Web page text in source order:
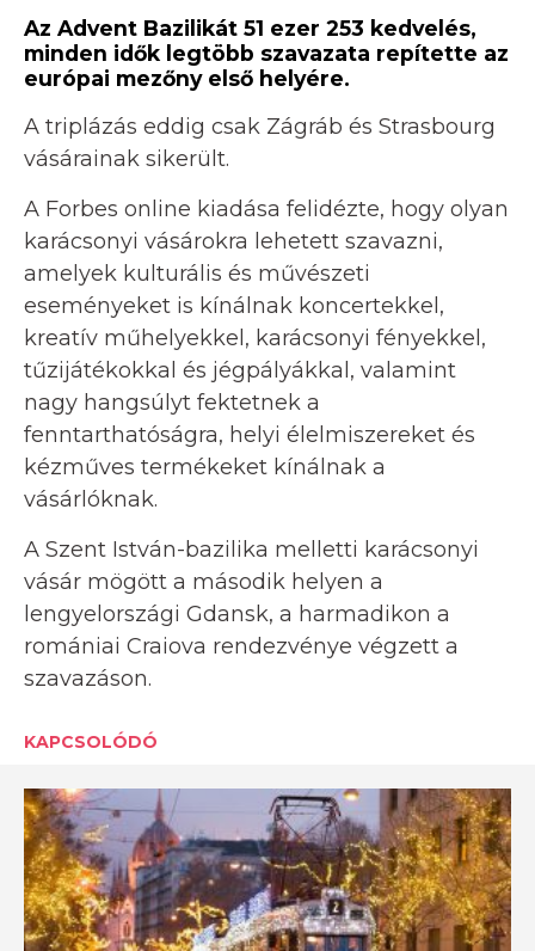
Az Advent Bazilikát 51 ezer 253 kedvelés,
minden idők legtöbb szavazata repítette az
európai mezőny első helyére.
A triplázás eddig csak Zágráb és Strasbourg
vásárainak sikerült.
A Forbes online kiadása felidézte, hogy olyan
karácsonyi vásárokra lehetett szavazni,
amelyek kulturális és művészeti
eseményeket is kínálnak koncertekkel,
kreatív műhelyekkel, karácsonyi fényekkel,
tűzijátékokkal és jégpályákkal, valamint
nagy hangsúlyt fektetnek a
fenntarthatóságra, helyi élelmiszereket és
kézműves termékeket kínálnak a
vásárlóknak.
A Szent István-bazilika melletti karácsonyi
vásár mögött a második helyen a
lengyelországi Gdansk, a harmadikon a
romániai Craiova rendezvénye végzett a
szavazáson.
KAPCSOLÓDÓ